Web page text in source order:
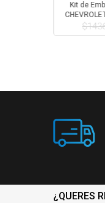
Kit de
¿QUERES